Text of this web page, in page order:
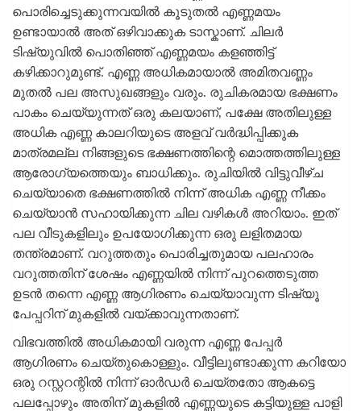
പൊരിച്ചെടുക്കുന്നവയിൽ കൂടുതൽ എണ്ണമയം
ഉണ്ടായാൽ അത് ഒഴിവാക്കുക ടാസ്കാണ്. ചിലർ
ടിഷ്യുവിൽ പൊതിഞ്ഞ് എണ്ണമയം കളഞ്ഞിട്ട്
കഴിക്കാറുമുണ്ട്. എണ്ണ അധികമായാൽ അമിതവണ്ണം
മുതൽ പല അസുഖങ്ങളും വരും. രുചികരമായ ഭക്ഷണം
പാകം ചെയ്യുന്നത് ഒരു കലയാണ്, പക്ഷേ അതിലുള്ള
അധിക എണ്ണ കാലറിയുടെ അളവ് വർദ്ധിപ്പിക്കുക
മാത്രമല്ല നിങ്ങളുടെ ഭക്ഷണത്തിന്റെ മൊത്തത്തിലുള്ള
ആരോഗ്യത്തെയും ബാധിക്കും. രുചിയിൽ വിട്ടുവീഴ്ച
ചെയ്യാതെ ഭക്ഷണത്തിൽ നിന്ന് അധിക എണ്ണ നീക്കം
ചെയ്യാൻ സഹായിക്കുന്ന ചില വഴികള്‍ അറിയാം. ഇത്
പല വീടുകളിലും ഉപയോഗിക്കുന്ന ഒരു ലളിതമായ
തന്ത്രമാണ്. വറുത്തതും പൊരിച്ചതുമായ പലഹാരം
വറുത്തതിന് ശേഷം എണ്ണയിൽ നിന്ന് പുറത്തെടുത്ത
ഉടൻ തന്നെ എണ്ണ ആഗിരണം ചെയ്യാവുന്ന ടിഷ്യൂ
പേപ്പറിന് മുകളിൽ വയ്ക്കാവുന്നതാണ്.
വിഭവത്തിൽ അധികമായി വരുന്ന എണ്ണ പേപ്പർ
ആഗിരണം ചെയ്തുകൊള്ളും. വീട്ടിലുണ്ടാക്കുന്ന കറിയോ
ഒരു റസ്റ്ററന്റിൽ നിന്ന് ഓർഡർ ചെയ്തതോ ആകട്ടെ
പലപ്പോഴും അതിന് മുകളിൽ എണ്ണയുടെ കട്ടിയുള്ള പാളി